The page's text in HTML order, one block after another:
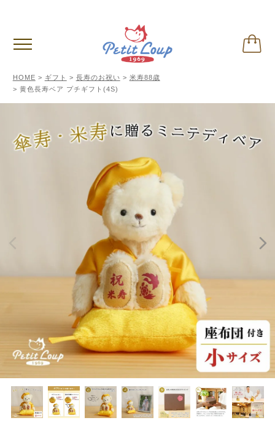
HOME ギフト 長寿のお祝い
米寿88歳
黄色長寿ベア プチギフト(4S)